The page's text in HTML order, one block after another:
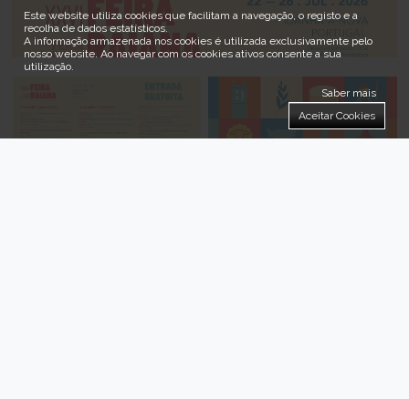
Este website utiliza cookies que facilitam a navegação, o registo e a
recolha de dados estatísticos.
A informação armazenada nos cookies é utilizada exclusivamente pelo
nosso website.Ao navegar com os cookies ativos consente a sua
utilização.
Saber mais
Aceitar Cookies